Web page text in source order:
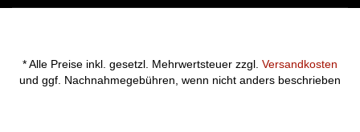
* Alle Preise inkl. gesetzl. Mehrwertsteuer zzgl. Versandkosten
und ggf. Nachnahmegebühren, wenn nicht anders beschrieben